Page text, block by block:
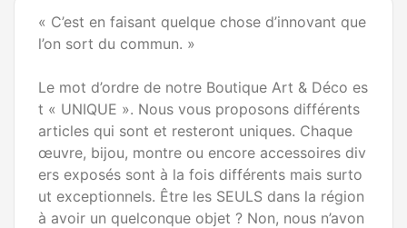
« C’est en faisant quelque chose d’innovant que
l’on sort du commun. »
Le mot d’ordre de notre Boutique Art & Déco es
t « UNIQUE ». Nous vous proposons différents
articles qui sont et resteront uniques. Chaque
œuvre, bijou, montre ou encore accessoires div
ers exposés sont à la fois différents mais surto
ut exceptionnels. Être les SEULS dans la région
à avoir un quelconque objet ? Non, nous n’avon